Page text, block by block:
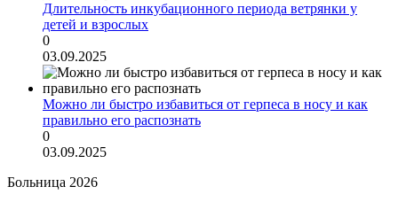
Длительность инкубационного периода ветрянки у
детей и взрослых
0
03.09.2025
Можно ли быстро избавиться от герпеса в носу и как
правильно его распознать
0
03.09.2025
Больница 2026